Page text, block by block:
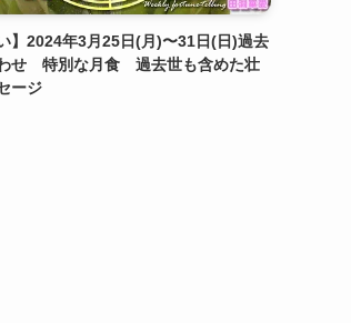
】2024年3月25日(月)〜31日(日)過去
せ 特別な月食 過去世も含めた壮
ージ